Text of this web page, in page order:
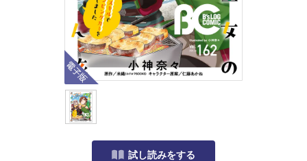
電子版
試し読みをする